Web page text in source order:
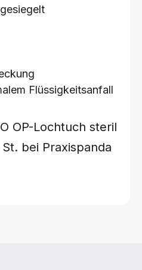
Flüssigkeitsanfall
OP-Lochtuch steril
bei Praxispanda